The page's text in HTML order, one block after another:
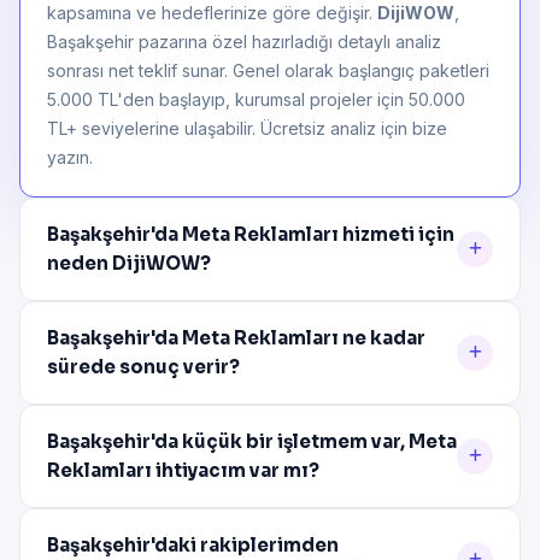
kapsamına ve hedeflerinize göre değişir. DijiWOW
Başakşehir pazarına özel hazırladığı detaylı analiz
sonrası net teklif sunar. Genel olarak başlangıç paketleri
5.000 TL'den başlayıp, kurumsal projeler için 50.000
TL+ seviyelerine ulaşabilir. Ücretsiz analiz için bize
yazın.
Başakşehir'da Meta Reklamları hizmeti için
neden DijiWOW?
Başakşehir'da Meta Reklamları ne kadar
sürede sonuç verir?
Başakşehir'da küçük bir işletmem var, Meta
Reklamları ihtiyacım var mı?
Başakşehir'daki rakiplerimden